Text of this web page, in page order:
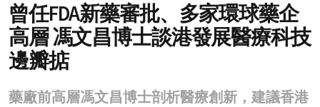
健康
商業
科技
影片
曾任FDA新藥審批、多家環球藥企
高層 馮文昌博士談港發展醫療科技
邊瓣掂
藥廠前高層馮文昌博士剖析醫療創新，建議香港